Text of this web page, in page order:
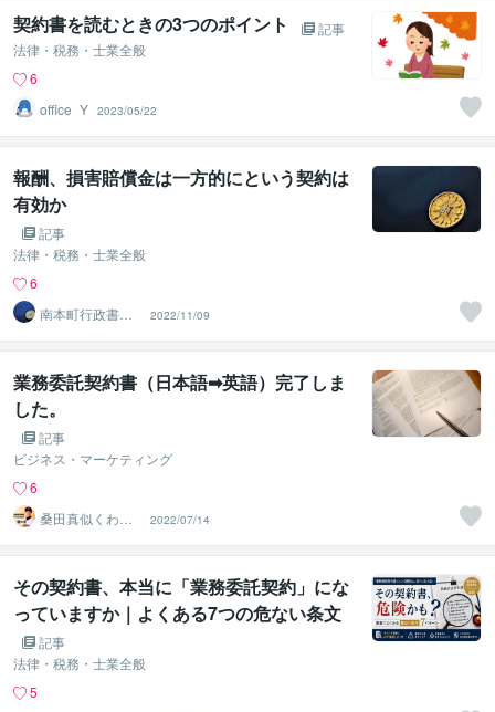
契約書を読むときの3つのポイント
記事
法律・税務・士業全般
6
office_Y 2023/05/22
報酬、損害賠償金は一方的にという契約は
有効か
記事
法律・税務・士業全般
6
南本町行政書士
事務所
2022/11/09
業務委託契約書（日本語➡英語）完了しま
した。
記事
ビジネス・マーケティング
6
桑田真似くわた
ますに
2022/07/14
その契約書、本当に「業務委託契約」にな
っていますか｜よくある7つの危ない条文
の見分け方
記事
法律・税務・士業全般
5